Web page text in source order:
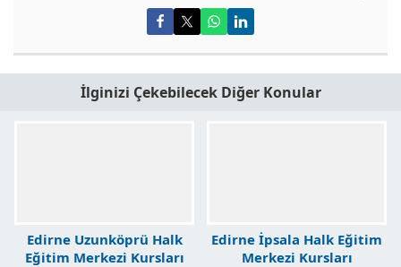
İlginizi Çekebilecek Diğer Konular
Edirne Uzunköprü Halk
Eğitim Merkezi Kursları
Edirne İpsala Halk Eğitim
Merkezi Kursları